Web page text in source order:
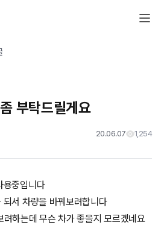
부탁드릴게요
20.06.07 1,254
용중입니다
서 차량을 바꿔보려합니다
하는데 무슨 차가 좋을지 모르겠네요